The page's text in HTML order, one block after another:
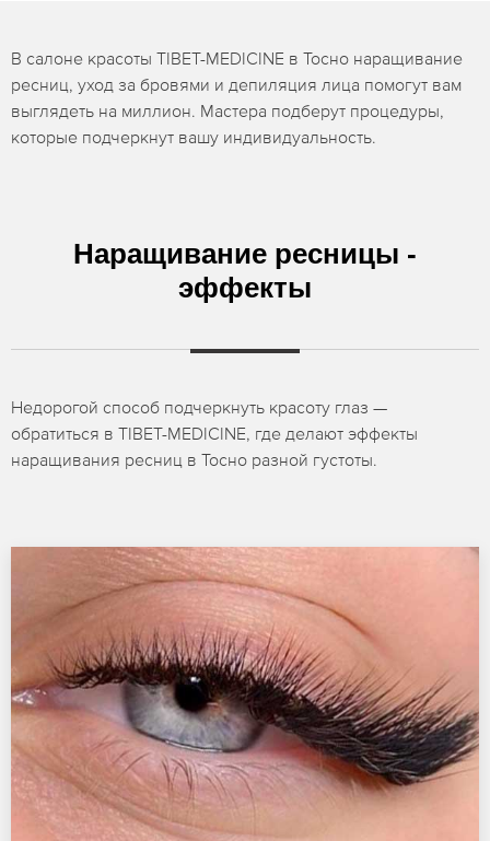
В салоне красоты TIBET-MEDICINE в Тосно наращивание
ресниц, уход за бровями и депиляция лица помогут вам
выглядеть на миллион. Мастера подберут процедуры,
которые подчеркнут вашу индивидуальность.
Наращивание ресницы -
эффекты
Недорогой способ подчеркнуть красоту глаз —
обратиться в TIBET-MEDICINE, где делают эффекты
наращивания ресниц в Тосно разной густоты.